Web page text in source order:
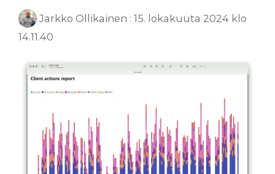
Jarkko Ollikainen : 15. lokakuuta 2024 klo
14.11.40